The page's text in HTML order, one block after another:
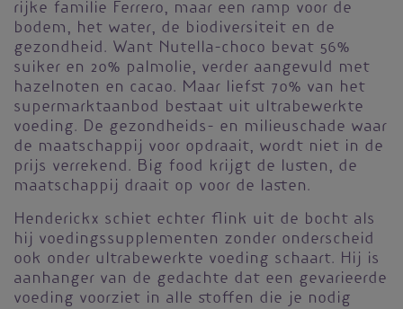
rijke familie Ferrero, maar een ramp voor de
bodem, het water, de biodiversiteit en de
gezondheid. Want Nutella-choco bevat 56%
suiker en 20% palmolie, verder aangevuld met
hazelnoten en cacao. Maar liefst 70% van het
supermarktaanbod bestaat uit ultrabewerkte
voeding. De gezondheids- en milieuschade waar
de maatschappij voor opdraait, wordt niet in de
prijs verrekend. Big food krijgt de lusten, de
maatschappij draait op voor de lasten.
Henderickx schiet echter flink uit de bocht als
hij voedingssupplementen zonder onderscheid
ook onder ultrabewerkte voeding schaart. Hij is
aanhanger van de gedachte dat een gevarieerde
voeding voorziet in alle stoffen die je nodig